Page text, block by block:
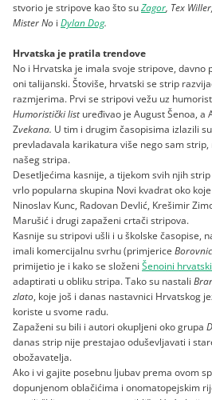
stvorio je stripove kao što suZagor, Tex
Mister No i Dylan Dog.
Hrvatska je pratila trendove
No i Hrvatska je imala svoje stripove, davno
oni talijanski. Štoviše, hrvatski se strip
razmjerima. Prvi se stripovi vežu uz
Humoristički listuređivao je August Šenoa, a
Zvekana. U tim i drugim časopisima izlazili
prevladavala karikatura više nego sam
našeg stripa.
Desetljećima kasnije, a tijekom svih njih
vrlo popularna skupina Novi kvadrat oko
Ninoslav Kunc, Radovan Devlić, Krešimir
Marušić i drugi zapaženi crtači stripova.
Kasnije su stripovi ušli i u školske časopise,
imali komercijalnu svrhu (primjerice
primijetio je i kako se složeni Šenoini
adaptirati u obliku stripa. Tako su nastali
zlato, koje još i danas nastavnici Hrvatskog
koriste u svome radu.
Zapaženi su bili i autori okupljeni oko grupa
danas strip nije prestajao oduševljavati i
obožavatelja.
Ako i vi gajite posebnu ljubav prema ovom
dopunjenom oblačićima i onomatopejskim